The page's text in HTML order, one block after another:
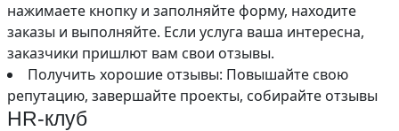
нажимаете кнопку и заполняйте форму, находите
заказы и выполняйте. Если услуга ваша интересна,
заказчики пришлют вам свои отзывы.
Получить хорошие отзывы: Повышайте свою
репутацию, завершайте проекты, собирайте отзывы
HR-клуб